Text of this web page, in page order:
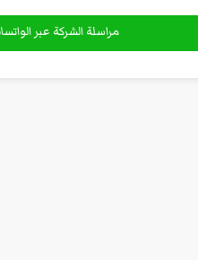
مراسلة الشركة عبر